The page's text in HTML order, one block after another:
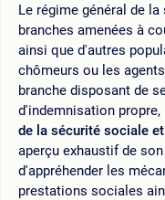
Le régime général de
branches amenées à
ainsi que d'autres
chômeurs ou les
branche disposant de
d'indemnisation propre,
de la sécurité sociale
aperçu exhaustif de
d'appréhender les
prestations sociales